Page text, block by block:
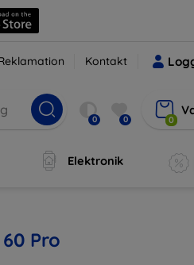
Kontakt
0 0 0
Elektronik
Pro